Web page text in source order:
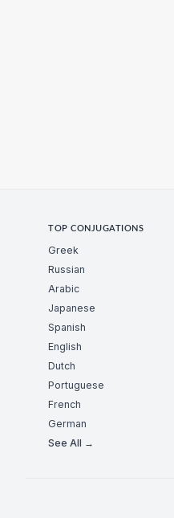
TOP CONJUGATIONS
Greek
Russian
Arabic
Japanese
Spanish
English
Dutch
Portuguese
French
German
See All →